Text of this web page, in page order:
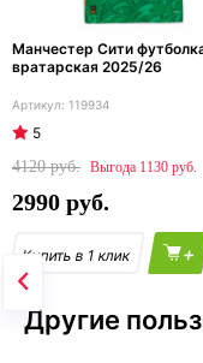
Манчестер Сити
вратарская 2025/26
119934
5
4120
1130
2990
+
Другие